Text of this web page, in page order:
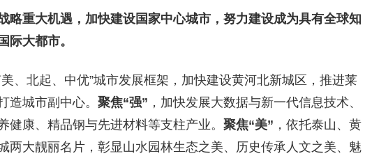
略重大机遇，加快建设国家中心城市，努力建设成为具有全球知
际大都市。
美、北起、中优”城市发展框架，加快建设黄河北新城区，推进莱
造城市副中心。 聚焦“强” ，加快发展大数据与新一代信息技术、
康、精品钢与先进材料等支柱产业。 聚焦“美” ，依托泰山、黄
两大靓丽名片，彰显山水园林生态之美、历史传承人文之美、魅